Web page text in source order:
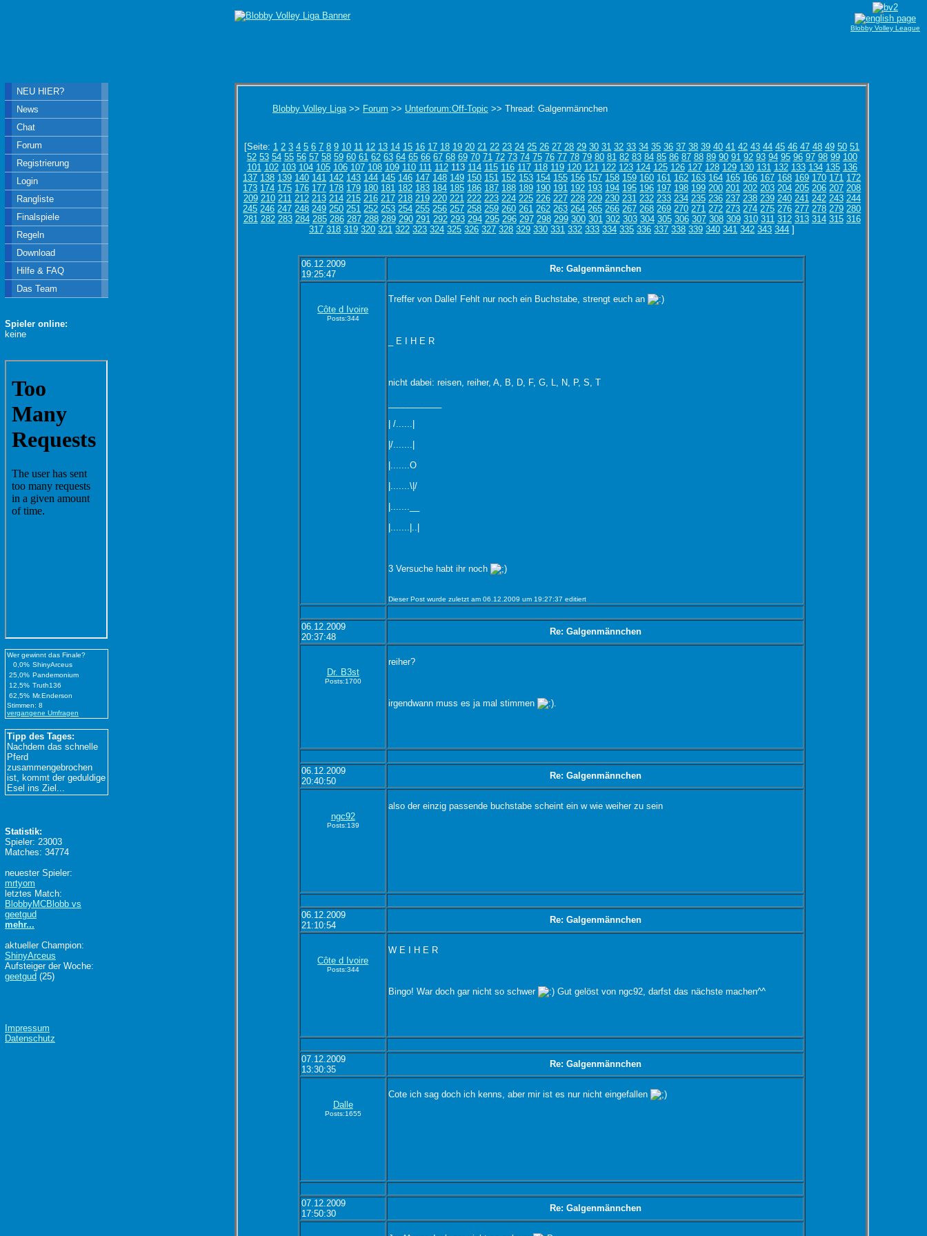
Blobby Volley Liga>> Forum >> Unterforum:Off-Topic >> Thread: Galgenmännchen
[Seite: 1 2 3 4 5 6 7 8 9 10 11 12 13 14 15 16 17 18 19 20 21 22 23 24 25 26 27 28 29 30 31 32 33 34 35 36 37 38 39 40 41 42 43 44 45 46 47 48 49 50 51
52 53 54 55 56 57 58 59 60 61 62 63 64 65 66 67 68 69 70 71 72 73 74 75 76 77 78 79 80 81 82 83 84 85 86 87 88 89 90 91 92 93 94 95 96 97 98 99 100
101 102 103 104 105 106 107 108 109 110 111 112113 114 115 116 117 118 119 120 121 122 123 124 125 126 127 128 129 130 131 132 133 134 135 136
137 138 139 140 141 142 143 144 145 146 147 148 149 150 151 152 153 154 155 156 157 158 159 160 161 162 163 164 165 166 167 168 169 170 171 172
173 174 175 176 177 178 179 180 181 182 183 184 185 186 187 188 189 190 191 192 193 194 195 196 197 198 199 200 201 202 203 204 205 206 207 208
209 210 211 212 213 214 215 216 217 218 219 220 221 222 223 224 225 226 227 228 229 230 231 232 233 234 235 236 237 238 239 240 241 242 243 244
245 246 247 248 249 250 251 252 253 254 255 256 257 258 259 260 261 262 263 264 265 266 267 268 269 270 271 272 273 274 275 276 277 278 279 280
281 282 283 284 285 286 287 288 289 290 291 292 293 294 295 296 297 298 299 300 301 302 303 304 305 306 307 308 309 310 311 312 313 314 315 316
317 318 319 320 321 322 323 324 325 326 327 328 329 330 331 332 333 334 335 336 337 338 339 340 341 342 343 344 ]
06.12.2009
19:25:47
Re: Galgenmännchen
Côte d Ivoire
Posts:344
Treffer von Dalle! Fehlt nur noch ein Buchstabe, strengt euch an
_ E I H E R
nicht dabei: reisen, reiher, A, B, D, F, G, L, N, P, S, T
| /......|
|/.......|
|.......O
|.......\|/
|.......__
|.......|..|
3 Versuche habt ihr noch
Dieser Post wurde zuletzt am 06.12.2009 um 19:27:37 editiert
06.12.2009
20:37:48
Re: Galgenmännchen
Dr. B3st
Posts:1700
reiher?
irgendwann muss es ja mal stimmen .
06.12.2009
20:40:50
Re: Galgenmännchen
ngc92
Posts:139
also der einzig passende buchstabe scheint ein w wie weiher zu sein
06.12.2009
21:10:54
Re: Galgenmännchen
Côte d Ivoire
Posts:344
W E I H E R
Bingo! War doch gar nicht so schwer Gut gelöst von ngc92, darfst das nächste machen^^
07.12.2009
13:30:35
Re: Galgenmännchen
Dalle
Posts:1655
Cote ich sag doch ich kenns, aber mir ist es nur nicht eingefallen
07.12.2009
17:50:30
Re: Galgenmännchen
Blobby Volley League
NEU HIER?
News
Chat
Forum
Registrierung
Login
Rangliste
Finalspiele
Regeln
Download
Hilfe & FAQ
Das Team
Spieler online:
keine
Wer gewinnt das Finale?
0,0% ShinyArceus
25,0% Pandemonium
12,5% Truth136
62,5% Mr.Enderson
Stimmen: 8
vergangene Umfragen
Tipp des Tages:
Nachdem das schnelle
Pferd
zusammengebrochen
ist, kommt der geduldige
Esel ins Ziel...
Statistik:
Spieler: 23003
Matches: 34774
neuester Spieler:
mrtyom
letztes Match:
BlobbyMCBlobb vs
geetgud
mehr...
aktueller Champion:
ShinyArceus
Aufsteiger der Woche:
geetgud (25)
Impressum
Datenschutz